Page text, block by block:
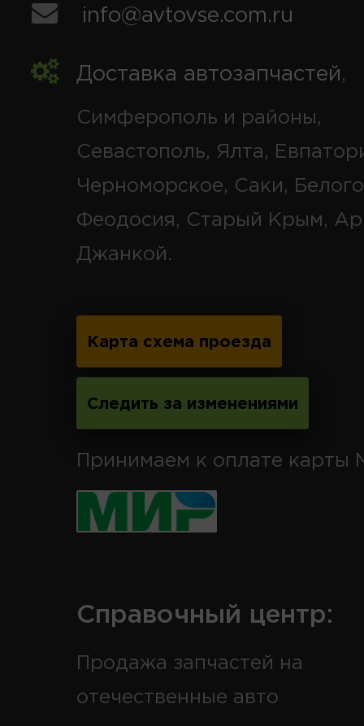
info@avtovse.com.ru
Доставка автозапчастей,
Симферополь и районы,
Севастополь, Ялта,
Черноморское, Саки,
Феодосия, Старый Крым,
Джанкой.
Карта схема проезда
Следить за изменениями
Принимаем к оплате карты
Справочный центр:
Продажа запчастей на
отечественные авто